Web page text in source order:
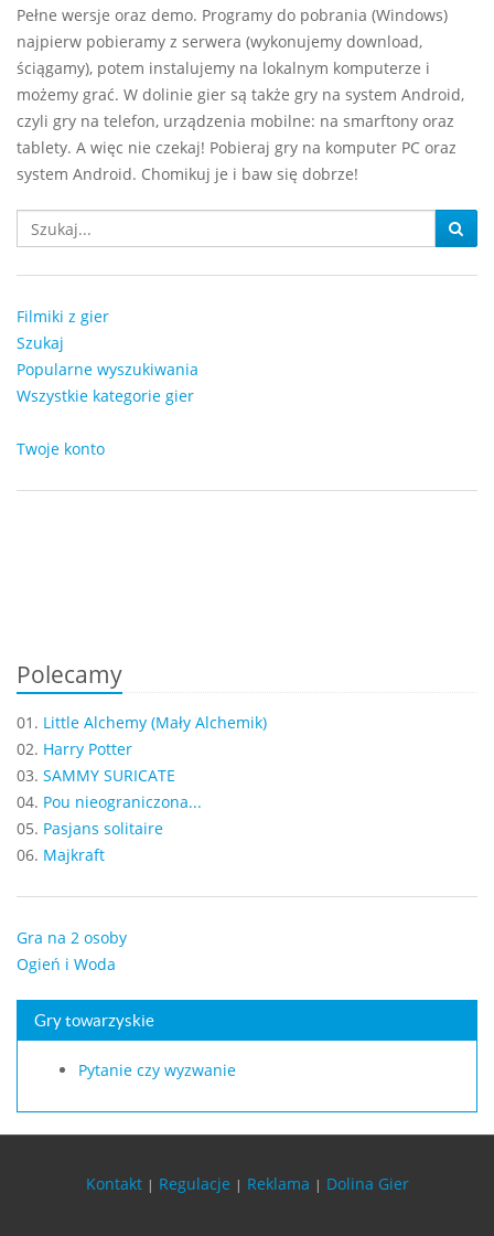
Pełne wersje oraz demo. Programy do pobrania (Windows)
najpierw pobieramy z serwera (wykonujemy download,
ściągamy), potem instalujemy na lokalnym komputerze i
możemy grać. W dolinie gier są także gry na system Android,
czyli gry na telefon, urządzenia mobilne: na smarftony oraz
tablety. A więc nie czekaj! Pobieraj gry na komputer PC oraz
system Android. Chomikuj je i baw się dobrze!
Filmiki z gier
Szukaj
Popularne wyszukiwania
Wszystkie kategorie gier
Twoje konto
Polecamy
01. Little Alchemy (Mały Alchemik)
02. Harry Potter
03. SAMMY SURICATE
04. Pou nieograniczona...
05. Pasjans solitaire
06. Majkraft
Gra na 2 osoby
Ogień i Woda
Gry towarzyskie
Pytanie czy wyzwanie
Kontakt | Regulacje | Reklama | Dolina Gier